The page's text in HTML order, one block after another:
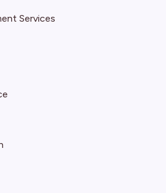
Services